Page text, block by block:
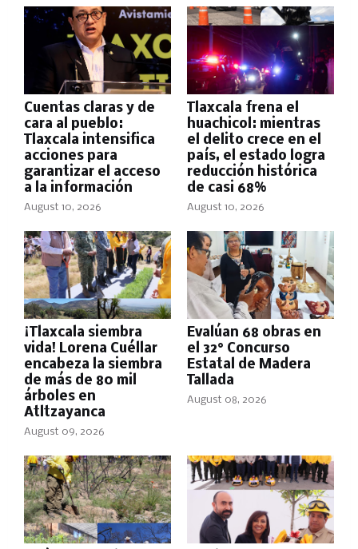
​Cuentas claras y de
cara al pueblo:
Tlaxcala intensifica
acciones para
garantizar el acceso
a la información
August 10, 2026
Tlaxcala frena el
huachicol: mientras
el delito crece en el
país, el estado logra
reducción histórica
de casi 68%
August 10, 2026
​¡Tlaxcala siembra
vida! Lorena Cuéllar
encabeza la siembra
de más de 80 mil
árboles en
Atltzayanca
August 09, 2026
Evalúan 68 obras en
el 32° Concurso
Estatal de Madera
Tallada
August 08, 2026